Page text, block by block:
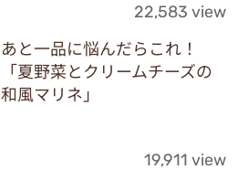
22,583 view
あと一品に悩んだらこれ！
「夏野菜とクリームチーズの
和風マリネ」
19,911 view